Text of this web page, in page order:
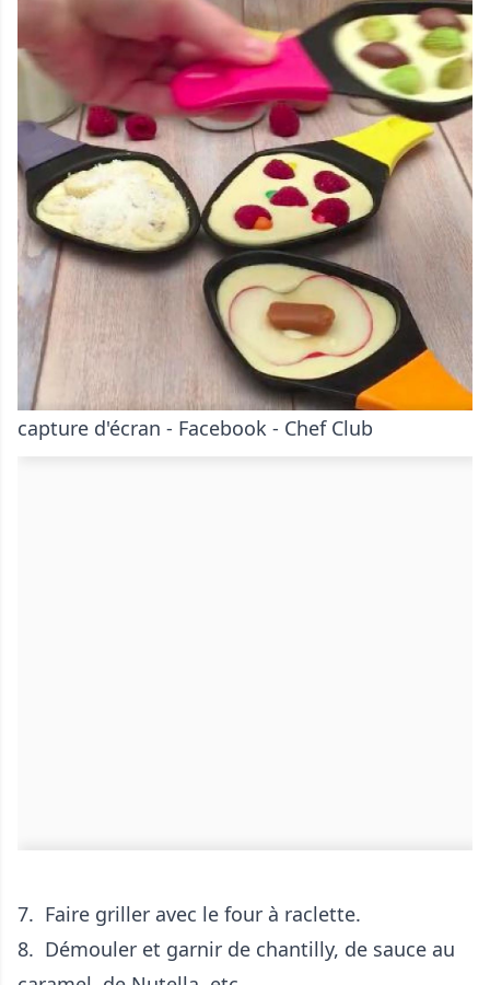
capture d'écran - Facebook - Chef Club
7. Faire griller avec le four à raclette.
8. Démouler et garnir de chantilly, de sauce au